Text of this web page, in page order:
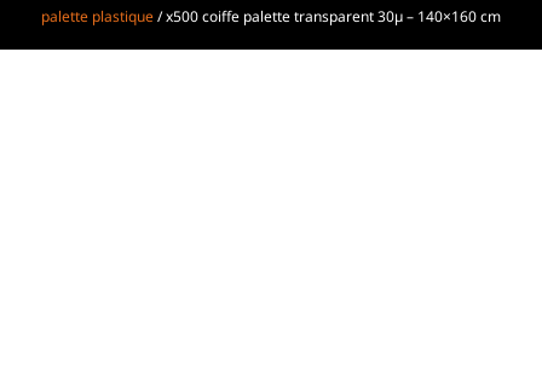
palette plastique/ x500 coiffe palette transparent 30µ – 140×160 cm